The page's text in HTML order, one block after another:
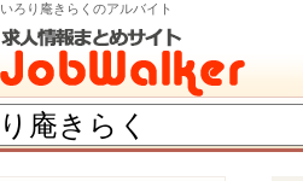
いろり庵きらくのアルバイト